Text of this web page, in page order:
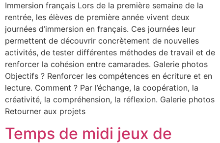
Immersion français Lors de la première semaine de la
rentrée, les élèves de première année vivent deux
journées d’immersion en français. Ces journées leur
permettent de découvrir concrètement de nouvelles
activités, de tester différentes méthodes de travail et de
renforcer la cohésion entre camarades. Galerie photos
Objectifs ? Renforcer les compétences en écriture et en
lecture. Comment ? Par l’échange, la coopération, la
créativité, la compréhension, la réflexion. Galerie photos
Retourner aux projets
Temps de midi jeux de